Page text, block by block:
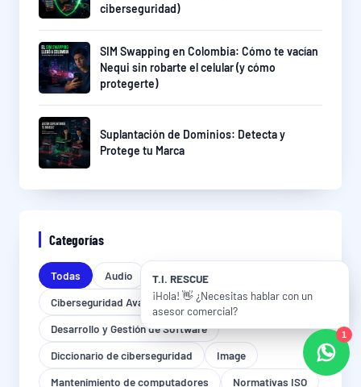
ciberseguridad)
SIM Swapping en Colombia: Cómo te vacían
Nequi sin robarte el celular (y cómo
protegerte)
Suplantación de Dominios: Detecta y
Protege tu Marca
Categorías
Todas Audio
Capacitación y Educación en TI
Ciberseguridad Avanzada
Desarrollo y Gestión de Software
Diccionario de ciberseguridad
Image
Mantenimiento de computadores
Normativas ISO
T.I. RESCUE
¡Hola! 👋 ¿Necesitas hablar con un
asesor comercial?
1